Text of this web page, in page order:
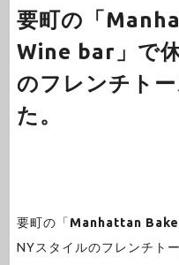
要町の「
Wine bar」で
のフレンチト
た。
要町の「 Manhattan
NYスタイルのフレンチト